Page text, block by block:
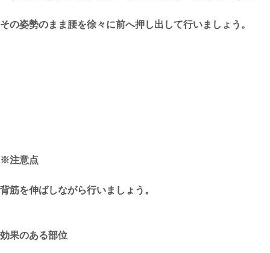
その姿勢のまま腰を徐々に前へ押し出して行いましょう。
※注意点
背筋を伸ばしながら行いましょう。
効果のある部位